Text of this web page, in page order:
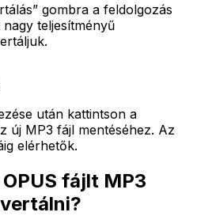
gombra a feldolgozás
teljesítményű
után kattintson a
új MP3 fájl mentéséhez. Az
elérhetők.
fájlt MP3